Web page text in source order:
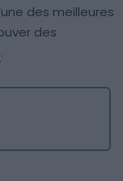
des meilleures
des
.